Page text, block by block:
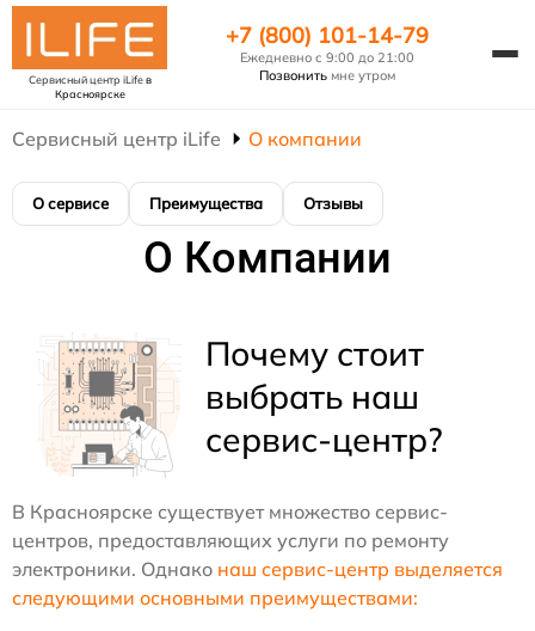
Сервисный центр iLifeв
Красноярске
+7 (800) 101-14-79
Ежедневно с 9:00 до 21:00
Позвонить мне утром
Сервисный центр iLife О компании
О сервисе Преимущества Отзывы
О Компании
Почему стоит
выбрать наш
сервис-центр?
В Красноярске существует множество сервис-
центров, предоставляющих услуги по ремонту
электроники. Однако наш сервис-центр выделяется
следующими основными преимуществами: